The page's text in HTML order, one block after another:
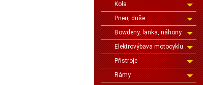
Kola
Pneu, duše
Bowdeny, lanka, náhony
Elektrovýbava motocyklu
Přístroje
Rámy